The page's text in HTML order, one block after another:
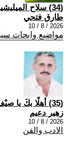
(34) سلاح الميليشيات.. كيف سينتهي؟
طارق فتحي
2026 / 8 / 10
مواضيع وابحاث
(35) أهلًا بكَ يا صيْف
زهير دعيم
2026 / 8 / 10
الادب والفن